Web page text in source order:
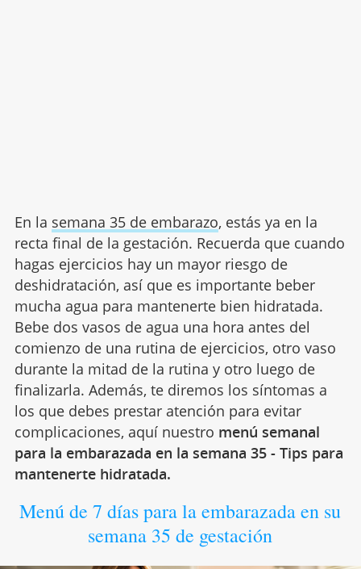
En la semana 35 de embarazo, estás ya en la
recta final de la gestación. Recuerda que cuando
hagas ejercicios hay un mayor riesgo de
deshidratación, así que es importante beber
mucha agua para mantenerte bien hidratada.
Bebe dos vasos de agua una hora antes del
comienzo de una rutina de ejercicios, otro vaso
durante la mitad de la rutina y otro luego de
finalizarla. Además, te diremos los síntomas a
los que debes prestar atención para evitar
complicaciones, aquí nuestro menú semanal
para la embarazada en la semana 35 - Tips para
mantenerte hidratada.
Menú de 7 días para la embarazada en su
semana 35 de gestación